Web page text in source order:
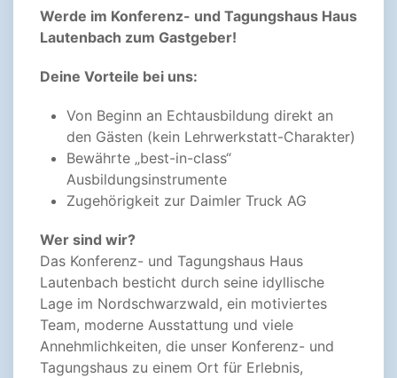
Werde im Konferenz- und Tagungshaus Haus
Lautenbach zum Gastgeber!
Deine Vorteile bei uns:
Von Beginn an Echtausbildung direkt an
den Gästen (kein Lehrwerkstatt-Charakter)
Bewährte „best-in-class“
Ausbildungsinstrumente
Zugehörigkeit zur Daimler Truck AG
Wer sind wir?
Das Konferenz- und Tagungshaus Haus
Lautenbach besticht durch seine idyllische
Lage im Nordschwarzwald, ein motiviertes
Team, moderne Ausstattung und viele
Annehmlichkeiten, die unser Konferenz- und
Tagungshaus zu einem Ort für Erlebnis,